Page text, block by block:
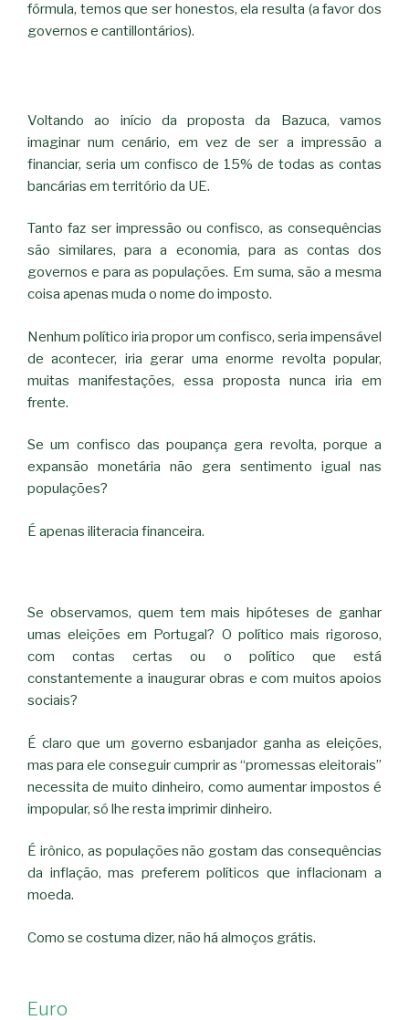
fórmula, temos que ser honestos, ela resulta (a favor dos
governos e cantillontários).
Voltando ao início da proposta da Bazuca, vamos
imaginar num cenário, em vez de ser a impressão a
financiar, seria um confisco de 15% de todas as contas
bancárias em território da UE.
Tanto faz ser impressão ou confisco, as consequências
são similares, para a economia, para as contas dos
governos e para as populações. Em suma, são a mesma
coisa apenas muda o nome do imposto.
Nenhum político iria propor um confisco, seria impensável
de acontecer, iria gerar uma enorme revolta popular,
muitas manifestações, essa proposta nunca iria em
frente.
Se um confisco das poupança gera revolta, porque a
expansão monetária não gera sentimento igual nas
populações?
É apenas iliteracia financeira.
Se observamos, quem tem mais hipóteses de ganhar
umas eleições em Portugal? O político mais rigoroso,
com contas certas ou o político que está
constantemente a inaugurar obras e com muitos apoios
sociais?
É claro que um governo esbanjador ganha as eleições,
mas para ele conseguir cumprir as “promessas eleitorais”
necessita de muito dinheiro, como aumentar impostos é
impopular, só lhe resta imprimir dinheiro.
É irônico, as populações não gostam das consequências
da inflação, mas preferem políticos que inflacionam a
moeda.
Como se costuma dizer, não há almoços grátis.
Euro